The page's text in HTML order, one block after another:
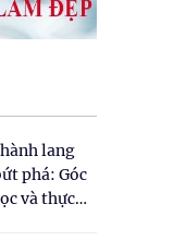
lang
phá: Góc
và thực